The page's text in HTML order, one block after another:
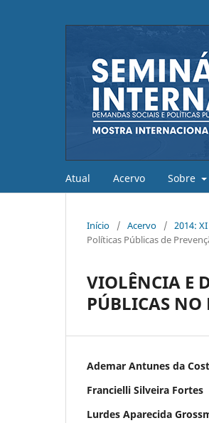
Atual Acervo Sobre
Início / Acervo / 2014:
Políticas Públicas de
VIOLÊNCIA E
PÚBLICAS NO
Ademar Antunes da
Francielli Silveira Fortes
Lurdes Aparecida